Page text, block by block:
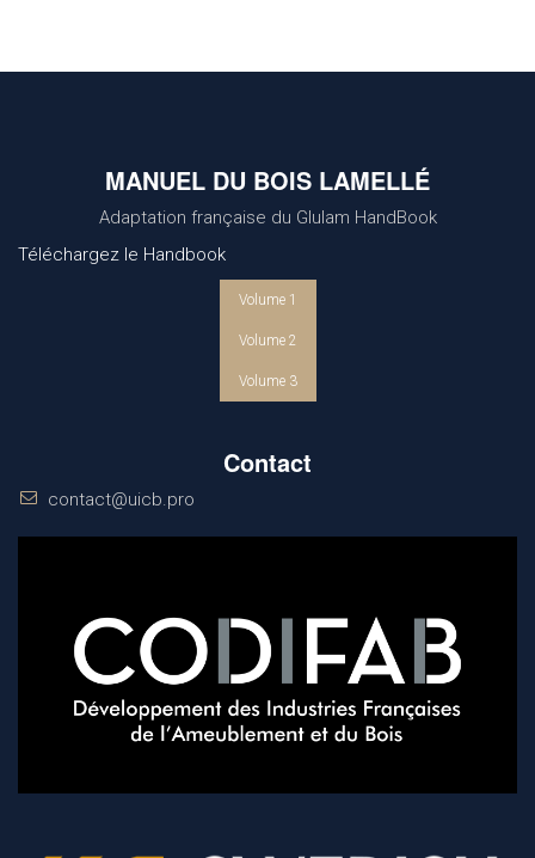
MANUEL DU BOIS LAMELLÉ
Adaptation française du Glulam HandBook
Téléchargez le Handbook
Volume 1
Volume 2
Volume 3
Contact
contact@uicb.pro